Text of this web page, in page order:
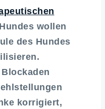
wollen
des Hundes
korrigiert,